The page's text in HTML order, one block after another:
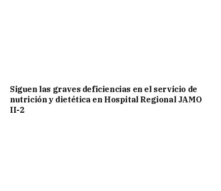
Siguen las graves deficiencias en el servicio de
nutrición y dietética en Hospital Regional JAMO
II-2